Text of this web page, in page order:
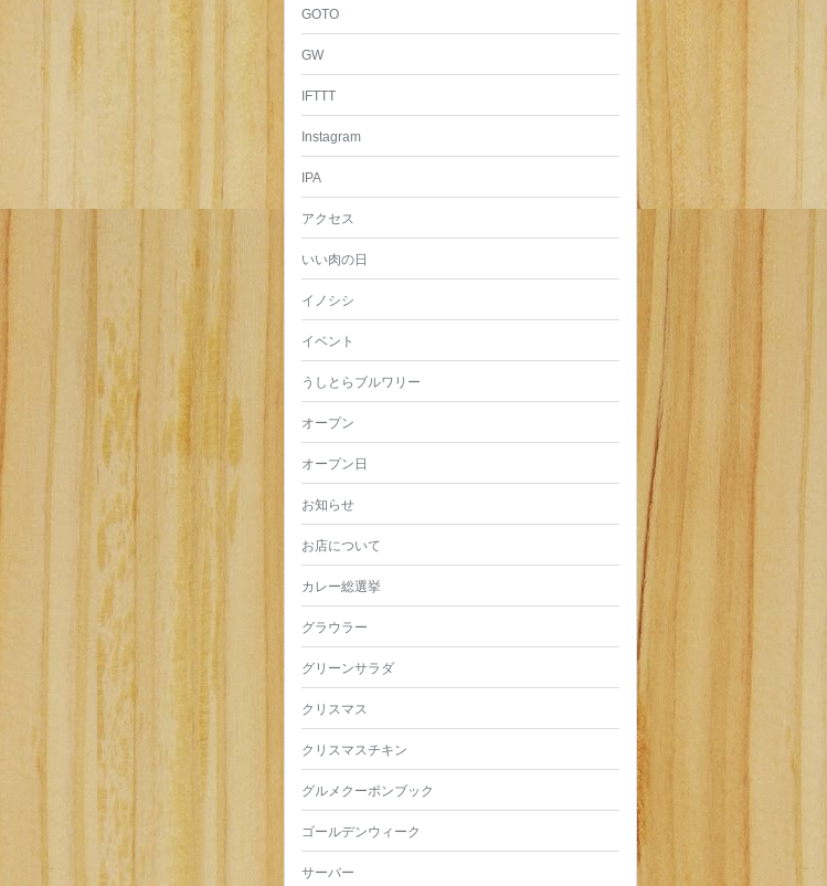
GOTO
GW
IFTTT
Instagram
IPA
アクセス
いい肉の日
イノシシ
イベント
うしとらブルワリー
オープン
オープン日
お知らせ
お店について
カレー総選挙
グラウラー
グリーンサラダ
クリスマス
クリスマスチキン
グルメクーポンブック
ゴールデンウィーク
サーバー